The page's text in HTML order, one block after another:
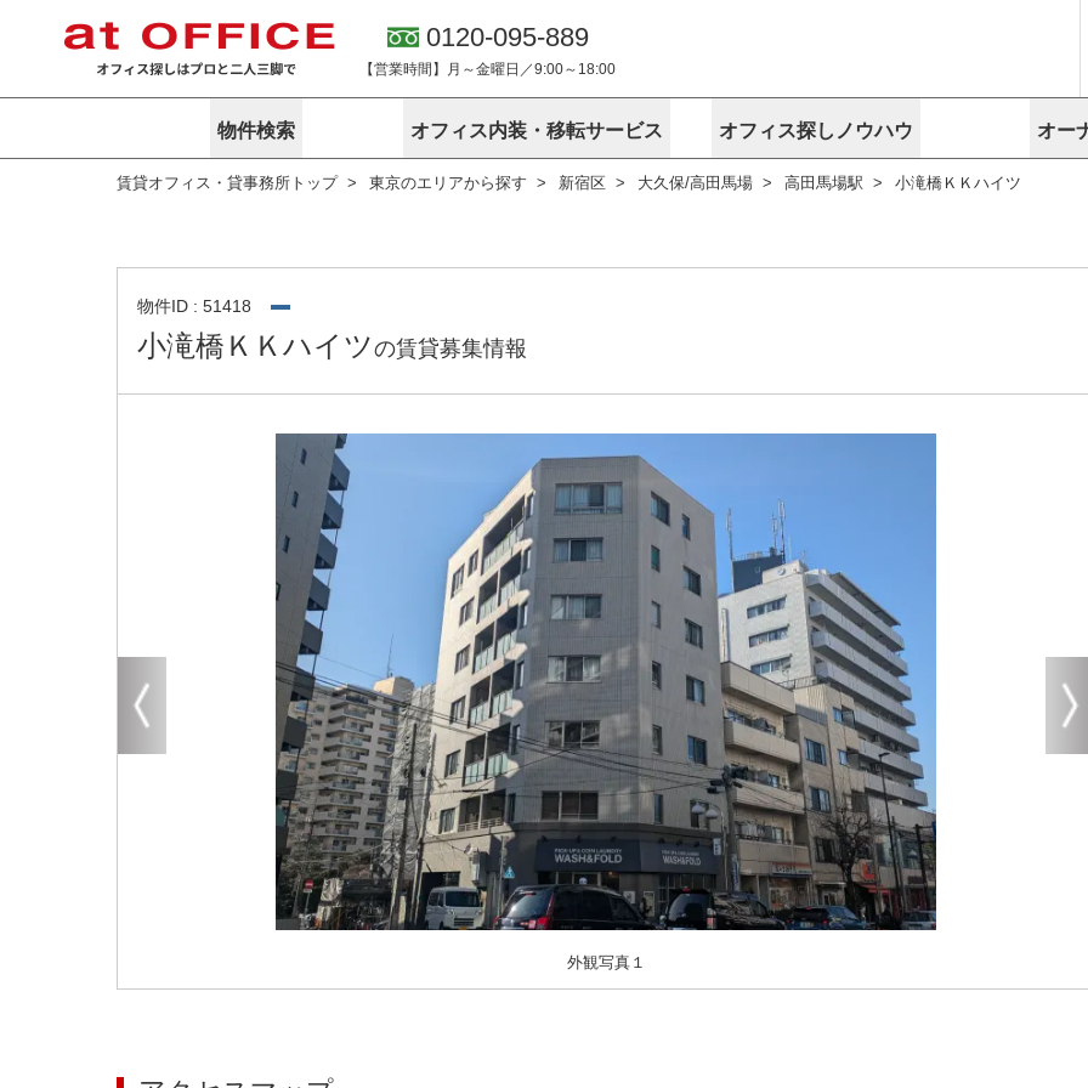
0120-095-889
【営業時間】月～金曜日／9:00～18:00
物件検索
東京
路線から探す
こだわりから探す
賃料相場を参考に探す
地図から探す
居抜き物件特集
シェア・レンタルオフィス
バーチャルオフィス
東京のクリニックを探す
神奈川
路線から探す
地図から探す
神奈川のクリニックを探す
埼玉
路線から探す
埼玉のクリニックを探す
千葉
路線から探
千葉のクリ
路線から探す
こだわりから探す
賃料相場を参考に探す
大阪のクリニックを探す
その他
地図から探す
オフィス内装・移転サービス
サービス内容
オフィス探しノウハウ
オフィス探しノウハウ
アットオフィスが選ばれる理由 安心への取
無料ダウンロード オフィス移転に関するお役立ちコンテンツ
オー
空室に
物件掲載依頼
企業情報
オフィス紹介
アットクリニック アットレジデンス
賃貸オフィス・貸事務所トップ 東京のエリアから探す 新宿区 大久保/高田馬場 高田馬場駅 小滝橋ＫＫハイツ
物件ID : 51418
小滝橋ＫＫハイツの賃貸募集情報
外観写真１